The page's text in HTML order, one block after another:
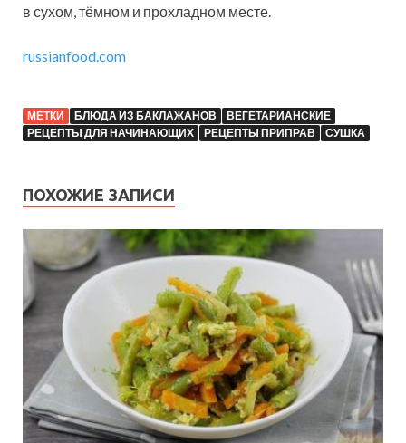
в сухом, тёмном и прохладном месте.
russianfood.com
МЕТКИ БЛЮДА ИЗ БАКЛАЖАНОВ
ВЕГЕТАРИАНСКИЕ
РЕЦЕПТЫ ДЛЯ НАЧИНАЮЩИХ
РЕЦЕПТЫ ПРИПРАВ СУШКА
ПОХОЖИЕ ЗАПИСИ